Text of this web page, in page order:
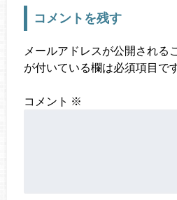
コメントを残す
メールアドレスが公開される
が付いている欄は必須項目で
コメント ※